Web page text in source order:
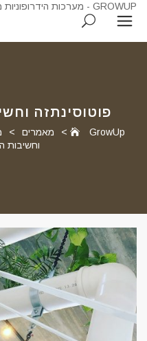
פוטוסינתזה
GrowUp
> מאמרים >
וחשיבות